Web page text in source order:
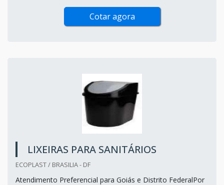
Cotar agora
LIXEIRAS PARA SANITÁRIOS
ECOPLAST / BRASILIA - DF
Atendimento Preferencial para Goiás e Distrito FederalPor